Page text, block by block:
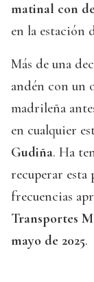
matinal con
en la estación
Más de una
andén con un
madrileña
en cualquier
Gudiña. Ha
recuperar esta
frecuencias
Transportes
mayo de 2025.